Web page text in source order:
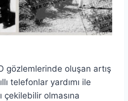
gözlemlerinde oluşan artış
telefonlar yardımı ile
çekilebilir olmasına